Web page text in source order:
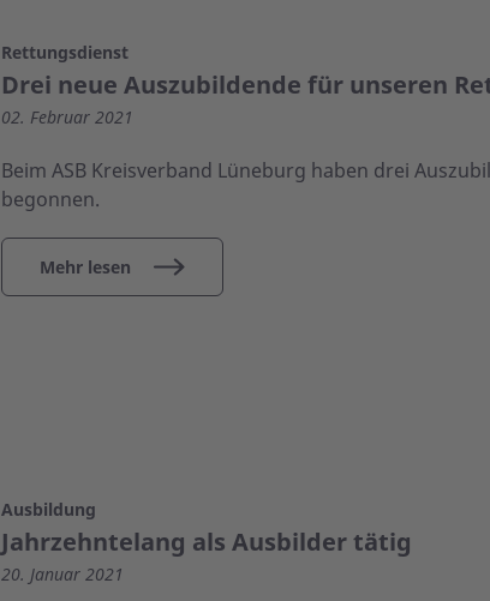
Rettungsdienst
Drei neue Auszubildende für unseren
02. Februar 2021
Beim ASB Kreisverband Lüneburg haben drei
begonnen.
Mehr lesen
Ausbildung
Jahrzehntelang als Ausbilder tätig
20. Januar 2021